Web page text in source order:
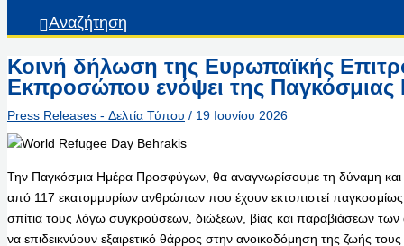
Αναζήτηση
Κοινή δήλωση της Ευρωπαϊκής
Εκπροσώπου ενόψει της
Press Releases - Δελτία Τύπου / 19 Ιουνίου 2026
Την Παγκόσμια Ημέρα Προσφύγων, θα αναγνωρίσουμε τη δύναμη και
από 117 εκατομμυρίων ανθρώπων που έχουν εκτοπιστεί
σπίτια τους λόγω συγκρούσεων, διώξεων, βίας και παραβιάσεων
να επιδεικνύουν εξαιρετικό θάρρος στην ανοικοδόμηση της ζωής